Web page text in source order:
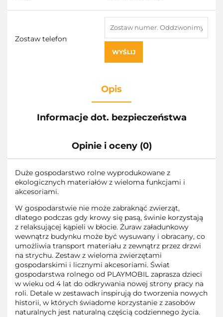
Zostaw telefon
WYŚLIJ
Opis
Informacje dot. bezpieczeństwa
Opinie i oceny (0)
Duże gospodarstwo rolne wyprodukowane z
ekologicznych materiałów z wieloma funkcjami i
akcesoriami.
W gospodarstwie nie może zabraknąć zwierząt,
dlatego podczas gdy krowy się pasą, świnie korzystają
z relaksującej kąpieli w błocie. Żuraw załadunkowy
wewnątrz budynku może być wysuwany i obracany, co
umożliwia transport materiału z zewnątrz przez drzwi
na strychu. Zestaw z wieloma zwierzętami
gospodarskimi i licznymi akcesoriami. Świat
gospodarstwa rolnego od PLAYMOBIL zaprasza dzieci
w wieku od 4 lat do odkrywania nowej strony pracy na
roli. Detale w zestawach inspirują do tworzenia nowych
historii, w których świadome korzystanie z zasobów
naturalnych jest naturalną częścią codziennego życia.